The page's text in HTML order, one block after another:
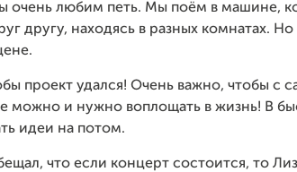
очень любим петь. Мы поём в машине,
другу, находясь в разных комнатах.
проект удался! Очень важно, чтобы с
можно и нужно воплощать в жизнь! В
идеи на потом.
что если концерт состоится, то